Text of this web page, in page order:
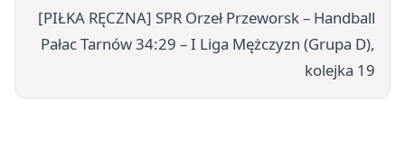
[PIŁKA RĘCZNA] SPR Orzeł Przeworsk – Handball
Pałac Tarnów 34:29 – I Liga Mężczyzn (Grupa D),
kolejka 19